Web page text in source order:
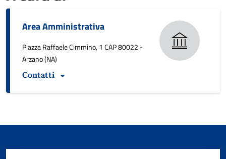
Area Amministrativa
Piazza Raffaele Cimmino, 1 CAP 80022 -
Arzano (NA)
Contatti